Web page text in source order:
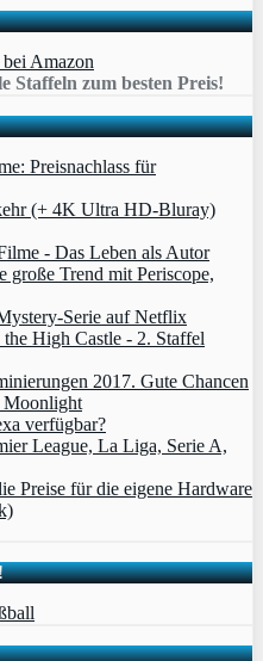
Staffeln zum besten Preis!
Preisnachlass für
(+ 4K Ultra HD-Bluray)
- Das Leben als Autor
große Trend mit Periscope,
Serie auf Netflix
High Castle - 2. Staffel
2017. Gute Chancen
verfügbar?
League, La Liga, Serie A,
Preise für die eigene Hardware